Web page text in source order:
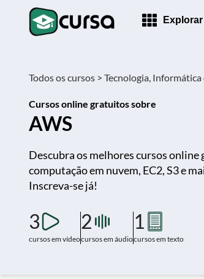
Todos os cursos > Tecnologia, Informática
Cursos online gratuitos sobre
AWS
Descubra os melhores cursos
computação em nuvem, EC2, S3 e
Inscreva-se já!
3
cursos em vídeo
2
cursos em áudio
1
cursos em texto